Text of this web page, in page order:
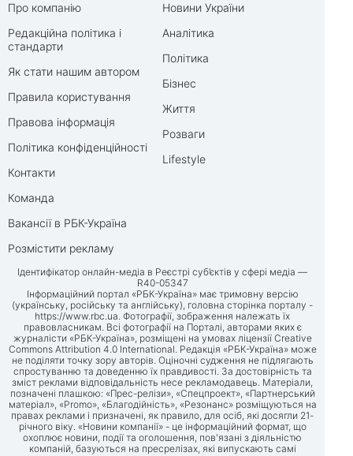
Про компанію
Редакційна політика і
стандарти
Як стати нашим автором
Правила користування
Правова інформація
Політика конфіденційності
Контакти
Команда
Вакансії в РБК-Україна
Розмістити рекламу
Новини України
Аналітика
Політика
Бізнес
Життя
Розваги
Lifestyle
Ідентифікатор онлайн-медіа в Реєстрі суб’єктів у сфері медіа —
R40-05347
Інформаційний портал «РБК-Україна» має тримовну версію
(українську, російську та англійську), головна сторінка порталу -
https://www.rbc.ua. Фотографії, зображення належать їх
правовласникам. Всі фотографії на Порталі, авторами яких є
журналісти «РБК-Україна», розміщені на умовах ліцензії Creative
Commons Attribution 4.0 International. Редакція «РБК-Україна» може
не поділяти точку зору авторів. Оціночні судження не підлягають
спростуванню та доведенню їх правдивості. За достовірність та
зміст реклами відповідальність несе рекламодавець. Матеріали,
позначені плашкою: «Прес-релізи», «Спецпроект», «Партнерський
матеріал», «Promo», «Благодійність», «Резонанс» розміщуються на
правах реклами і призначені, як правило, для осіб, які досягли 21-
річного віку. «Новини компанії» - це інформаційний формат, що
охоплює новини, події та оголошення, пов'язані з діяльністю
компаній, базуються на пресрелізах, які випускають самі